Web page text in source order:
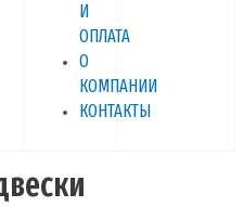
И
ОПЛАТА
О
КОМПАНИИ
КОНТАКТЫ